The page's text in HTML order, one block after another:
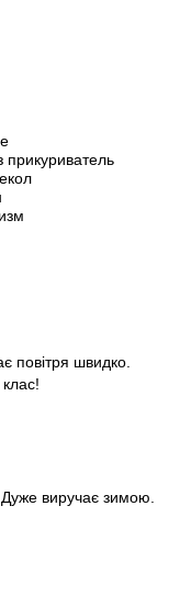
повітря швидко.
виручає зимою.